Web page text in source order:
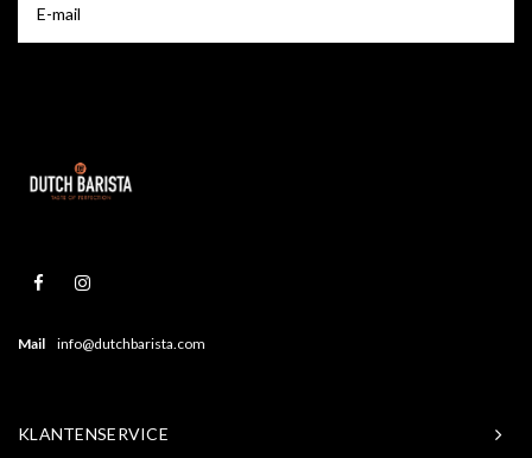
Mail info@dutchbarista.com
KLANTENSERVICE